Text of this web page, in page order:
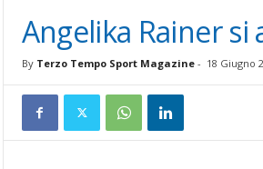
Angelika Rainer
By Terzo Tempo Sport Magazine- 18 Giugno